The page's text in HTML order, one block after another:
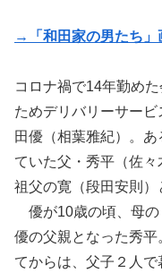
→「和田家の男たち」
コロナ禍で14年勤め
ためデリバリーサー
田優（相葉雅紀）。
ていた父・秀平（佐
祖父の寛（段田安則）
優が10歳の頃、母の
優の父親となった秀
てからは、父子２人